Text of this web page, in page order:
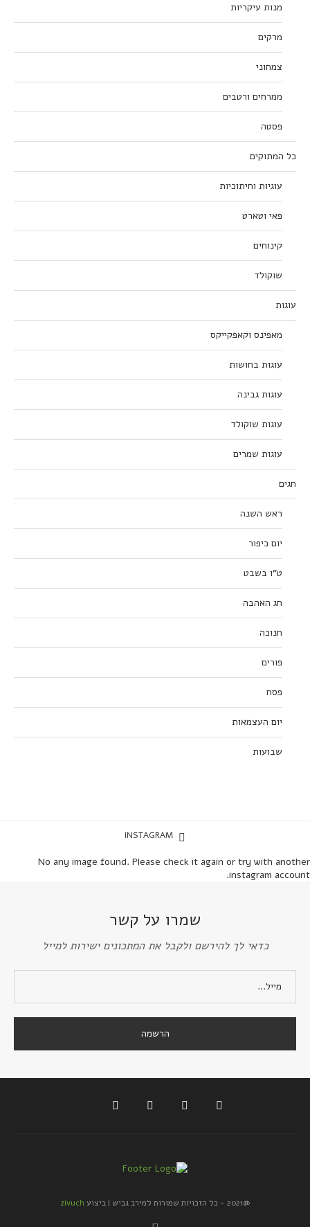
מנות עיקריות
מרקים
צמחוני
ממרחים ורטבים
פסטה
כל המתוקים
עוגיות וחיתוכיות
פאי וטארט
קינוחים
שוקולד
עוגות
מאפינס וקאפקייקס
עוגות בחושות
עוגות גבינה
עוגות שוקולד
עוגות שמרים
חגים
ראש השנה
יום כיפור
ט”ו בשבט
חג האהבה
חנוכה
פורים
פסח
יום העצמאות
שבועות
INSTAGRAM
No any image found. Please check it again or try with another
instagram account.
שמרו על קשר
כדאי לך להירשם ולקבל את המתכונים ישירות למייל
@2021 - כל הזכויות שמורות למירב גביש | ביצוע zivuch